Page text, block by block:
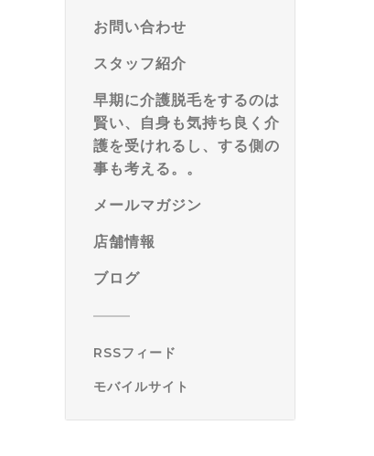
お問い合わせ
スタッフ紹介
早期に介護脱毛をするのは
賢い、自身も気持ち良く介
護を受けれるし、する側の
事も考える。。
メールマガジン
店舗情報
ブログ
RSSフィード
モバイルサイト